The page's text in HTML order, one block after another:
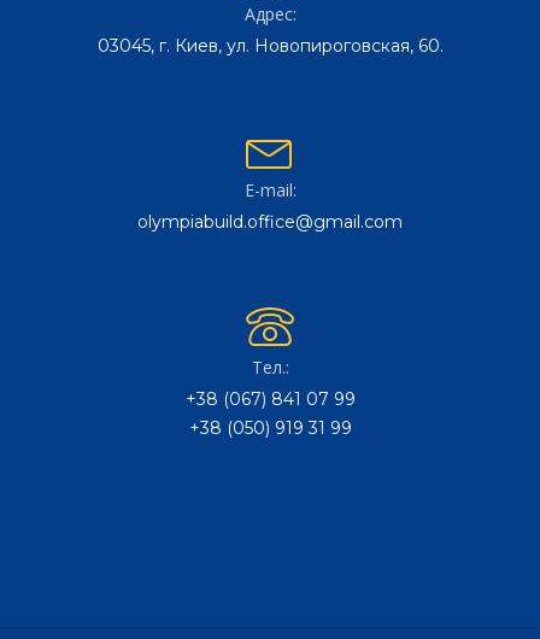
Адрес:
03045, г. Киев, ул. Новопироговская, 60.
E-mail:
olympiabuild.office@gmail.com
Тел.:
+38 (067) 841 07 99
+38 (050) 919 31 99